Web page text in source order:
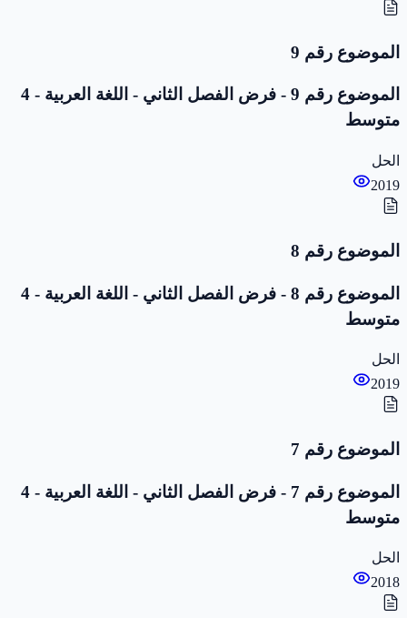
الموضوع رقم 9
الموضوع رقم 9 - فرض الفصل الثاني - اللغة العربية - 4
متوسط
الحل
2019
الموضوع رقم 8
الموضوع رقم 8 - فرض الفصل الثاني - اللغة العربية - 4
متوسط
الحل
2019
الموضوع رقم 7
الموضوع رقم 7 - فرض الفصل الثاني - اللغة العربية - 4
متوسط
الحل
2018